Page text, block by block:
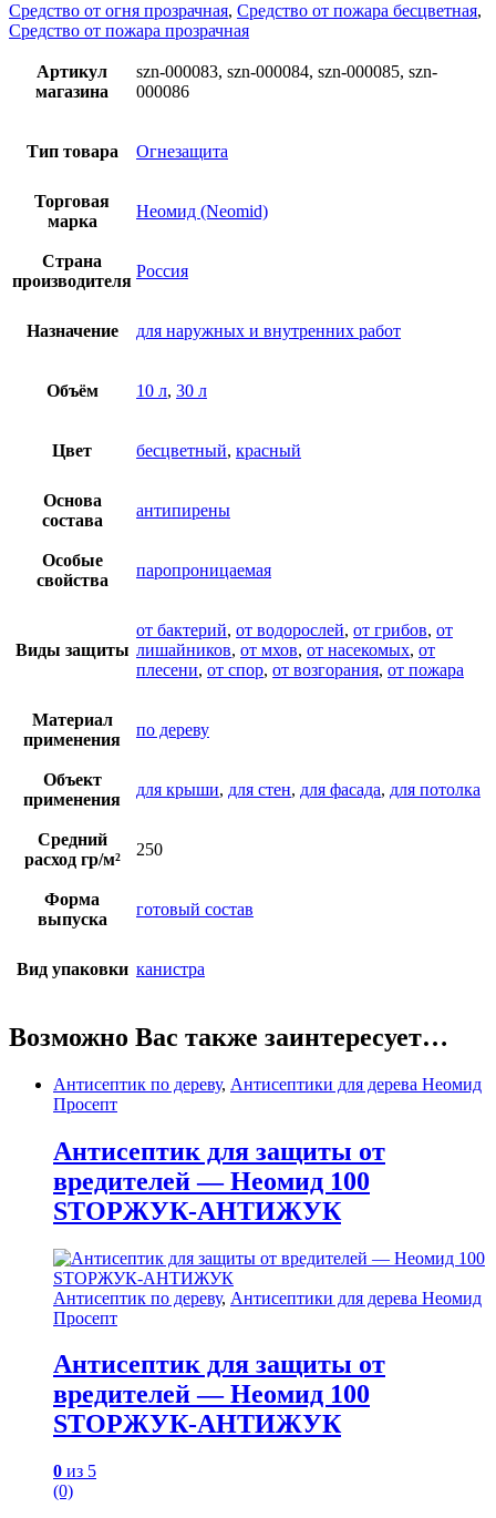
Средство от огня прозрачная, Средство от пожара бесцветная,
Средство от пожара прозрачная
Артикул
магазина
szn-000083, szn-000084, szn-000085, szn-
000086
Тип товара Огнезащита
Торговая
марка
Неомид (Neomid)
Страна
производителя
Россия
Назначение для наружных и внутренних работ
Объём 10 л, 30 л
Цвет бесцветный, красный
Основа
состава
антипирены
Особые
свойства
паропроницаемая
Виды защиты
от бактерий, от водорослей, от грибов, от
лишайников, от мхов, от насекомых, от
плесени, от спор, от возгорания, от пожара
Материал
применения
по дереву
Объект
применения
для крыши, для стен, для фасада, для потолка
Средний
расход гр/м²
250
Форма
выпуска
готовый состав
Вид упаковки канистра
Возможно Вас также заинтересует…
Антисептик по дереву, Антисептики для дерева Неомид
Просепт
Антисептик для защиты от
вредителей — Неомид 100
STOPЖУК-АНТИЖУК
Антисептик по дереву, Антисептики для дерева Неомид
Просепт
Антисептик для защиты от
вредителей — Неомид 100
STOPЖУК-АНТИЖУК
0 из 5
(0)